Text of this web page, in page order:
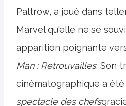
Paltrow, a joué dans
Marvel qu'elle ne se
apparition poignante
Man : Retrouvailles. Son
cinématographique a
spectacle des chefs